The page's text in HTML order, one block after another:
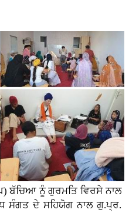
ਬੱਚਿਆ ਨੂੰ ਗੁਰਮਤਿ ਵਿਰਸੇ ਨਾਲ
ਸੰਗਤ ਦੇ ਸਹਿਯੋਗ ਨਾਲ ਗੁ.ਪ੍ਰ.